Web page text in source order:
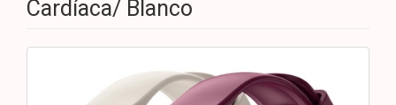
Cardíaca/ Blanco